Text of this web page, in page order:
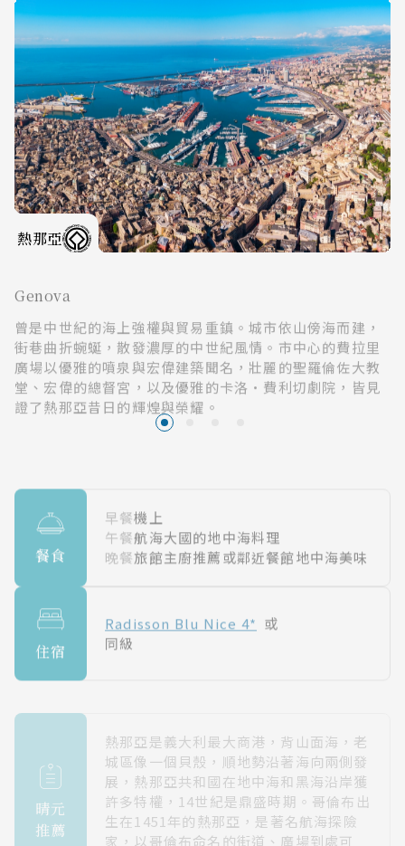
熱那亞
Genova
曾是中世紀的海上強權與貿易重鎮。城市依山傍海而建，
街巷曲折蜿蜒，散發濃厚的中世紀風情。市中心的費拉里
廣場以優雅的噴泉與宏偉建築聞名，壯麗的聖羅倫佐大教
堂、宏偉的總督宮，以及優雅的卡洛·費利切劇院，皆見
證了熱那亞昔日的輝煌與榮耀。
餐食
早餐機上
午餐航海大國的地中海料理
晚餐旅館主廚推薦或鄰近餐館地中海美味
住宿
Radisson Blu Nice 4* 或
同級
晴元
推薦
熱那亞是義大利最大商港，背山面海，老
城區像一個貝殼，順地勢沿著海向兩側發
展，熱那亞共和國在地中海和黑海沿岸獲
許多特權，14世紀是鼎盛時期。哥倫布出
生在1451年的熱那亞，是著名航海探險
家，以哥倫布命名的街道、廣場到處可